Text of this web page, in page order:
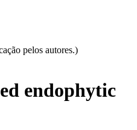
pelos autores.)
endophytic